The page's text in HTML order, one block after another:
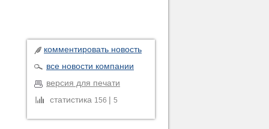
комментировать новость
все новости компании
версия для печати
статистика 156 | 5